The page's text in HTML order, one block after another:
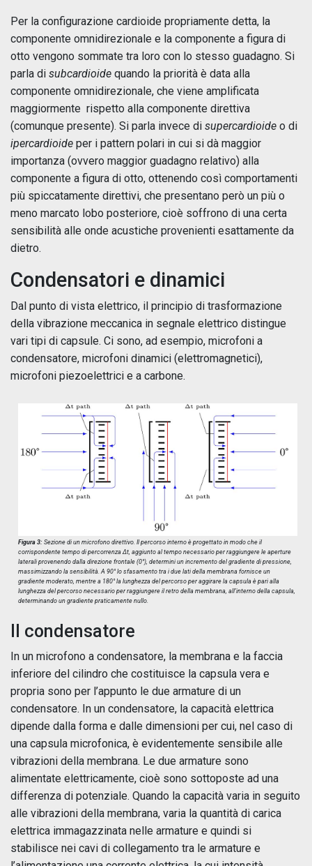
Per la configurazione cardioide propriamente detta, la
componente omnidirezionale e la componente a figura di
otto vengono sommate tra loro con lo stesso guadagno. Si
parla di subcardioide quando la priorità è data alla
componente omnidirezionale, che viene amplificata
maggiormente rispetto alla componente direttiva
(comunque presente). Si parla invece di supercardioide o di
ipercardioide per i pattern polari in cui si dà maggior
importanza (ovvero maggior guadagno relativo) alla
componente a figura di otto, ottenendo così comportamenti
più spiccatamente direttivi, che presentano però un più o
meno marcato lobo posteriore, cioè soffrono di una certa
sensibilità alle onde acustiche provenienti esattamente da
dietro.
Condensatori e dinamici
Dal punto di vista elettrico, il principio di trasformazione
della vibrazione meccanica in segnale elettrico distingue
vari tipi di capsule. Ci sono, ad esempio, microfoni a
condensatore, microfoni dinamici (elettromagnetici),
microfoni piezoelettrici e a carbone.
Figura 3: Sezione di un microfono direttivo. Il percorso interno è progettato in modo che il
corrispondente tempo di percorrenza ∆t, aggiunto al tempo necessario per raggiungere le aperture
laterali provenendo dalla direzione frontale (0°), determini un incremento del gradiente di pressione,
massimizzando la sensibilità. A 90° lo sfasamento tra i due lati della membrana fornisce un
gradiente moderato, mentre a 180° la lunghezza del percorso per aggirare la capsula è pari alla
lunghezza del percorso necessario per raggiungere il retro della membrana, all’interno della capsula,
determinando un gradiente praticamente nullo.
Il condensatore
In un microfono a condensatore, la membrana e la faccia
inferiore del cilindro che costituisce la capsula vera e
propria sono per l’appunto le due armature di un
condensatore. In un condensatore, la capacità elettrica
dipende dalla forma e dalle dimensioni per cui, nel caso di
una capsula microfonica, è evidentemente sensibile alle
vibrazioni della membrana. Le due armature sono
alimentate elettricamente, cioè sono sottoposte ad una
differenza di potenziale. Quando la capacità varia in seguito
alle vibrazioni della membrana, varia la quantità di carica
elettrica immagazzinata nelle armature e quindi si
stabilisce nei cavi di collegamento tra le armature e